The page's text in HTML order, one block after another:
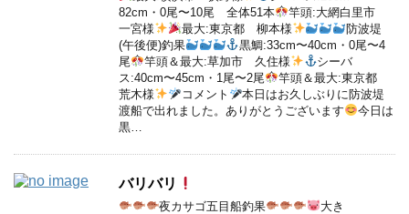
82cm・0尾〜10尾 全体51本
竿頭:大網白里市
一宮様
最大:東京都 柳本様
防波堤
(午後便)釣果
黒鯛:33cm〜40cm・0尾〜4
尾
竿頭＆最大:草加市 久住様
シーバ
ス:40cm〜45cm・1尾〜2尾
竿頭＆最大:東京都
荒木様
コメント
本日はお久しぶりに防波堤
渡船で出れました。ありがとうございます
今日は
黒…
バリバリ
夜カサゴ五目船釣果
大き